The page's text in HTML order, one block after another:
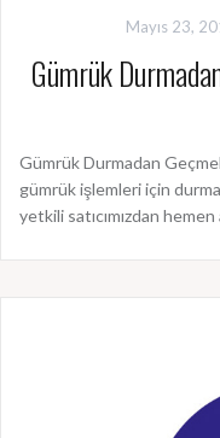
Mayıs 23,
Gümrük
Gümrük Durmadan
gümrük işlemleri için
yetkili satıcımızdan